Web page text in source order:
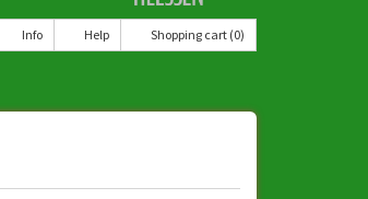
Info Help Shopping cart (0)